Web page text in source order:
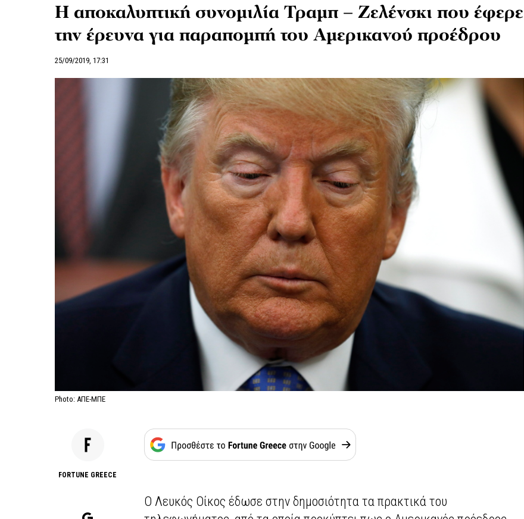
Η αποκαλυπτική συνομιλία Τραμπ – Ζελένσκι που έφερε
την έρευνα για παραπομπή του Αμερικανού προέδρου
25/09/2019, 17:31
Photo: ΑΠΕ-ΜΠΕ
FORTUNE GREECE
Ο Λευκός Οίκος έδωσε στην δημοσιότητα τα πρακτικά του